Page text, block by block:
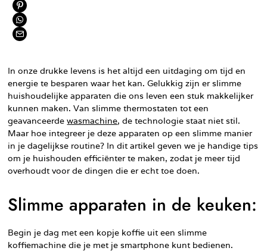
In onze drukke levens is het altijd een uitdaging om tijd en
energie te besparen waar het kan. Gelukkig zijn er slimme
huishoudelijke apparaten die ons leven een stuk makkelijker
kunnen maken. Van slimme thermostaten tot een
geavanceerdewasmachine, de technologie staat niet stil.
Maar hoe integreer je deze apparaten op een slimme manier
in je dagelijkse routine? In dit artikel geven we je handige tips
om je huishouden efficiënter te maken, zodat je meer tijd
overhoudt voor de dingen die er echt toe doen.
Slimme apparaten in de keuken:
Begin je dag met een kopje koffie uit een slimme
koffiemachine die je met je smartphone kunt bedienen.